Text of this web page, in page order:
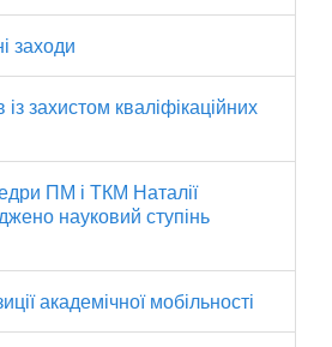
заходи
із захистом кваліфікаційних
ПМ і ТКМ Наталії
науковий ступінь
академічної мобільності